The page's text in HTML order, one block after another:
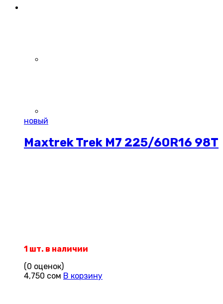
новый
Maxtrek Trek M7 225/60R16 98T
1 шт. в наличии
(0 оценок)
4,750 сом В корзину